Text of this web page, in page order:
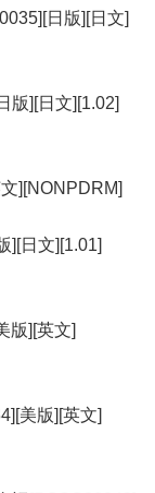
日版][日文]
][日文][1.02]
][NONPDRM]
日文][1.01]
][英文]
美版][英文]